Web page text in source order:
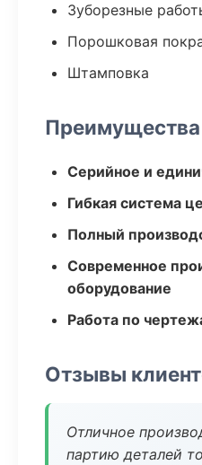
Зуборезные
Порошковая
Штамповка
Серийное и
Гибкая система
Полный
Современное
оборудование
Работа по
Отзывы
Отличное
партию деталей